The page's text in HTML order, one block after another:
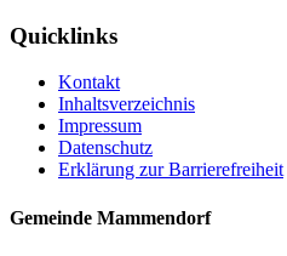
Quicklinks
Kontakt
Inhaltsverzeichnis
Impressum
Datenschutz
Erklärung zur Barrierefreiheit
Gemeinde Mammendorf